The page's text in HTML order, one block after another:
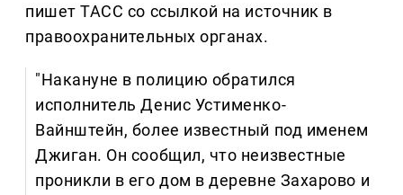
пишет ТАСС со ссылкой на источник в
правоохранительных органах.
"Накануне в полицию обратился
исполнитель Денис Устименко-
Вайнштейн, более известный под именем
Джиган. Он сообщил, что неизвестные
проникли в его дом в деревне Захарово и